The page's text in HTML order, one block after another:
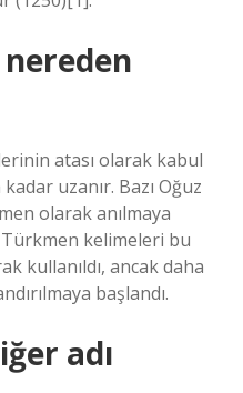
atası olarak kabul
uzanır. Bazı Oğuz
olarak anılmaya
Türkmen kelimeleri bu
kullanıldı, ancak daha
başlandı.
adı